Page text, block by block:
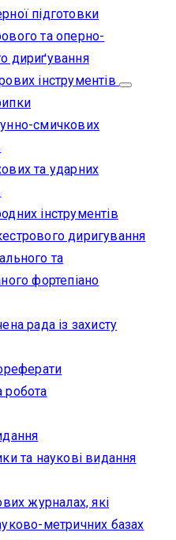
підготовки
та оперно-
дириґування
інструментів
смичкових
та ударних
інструментів
диригування
та
фортепіано
рада із захисту
робота
та наукові видання
журналах, які
метричних базах